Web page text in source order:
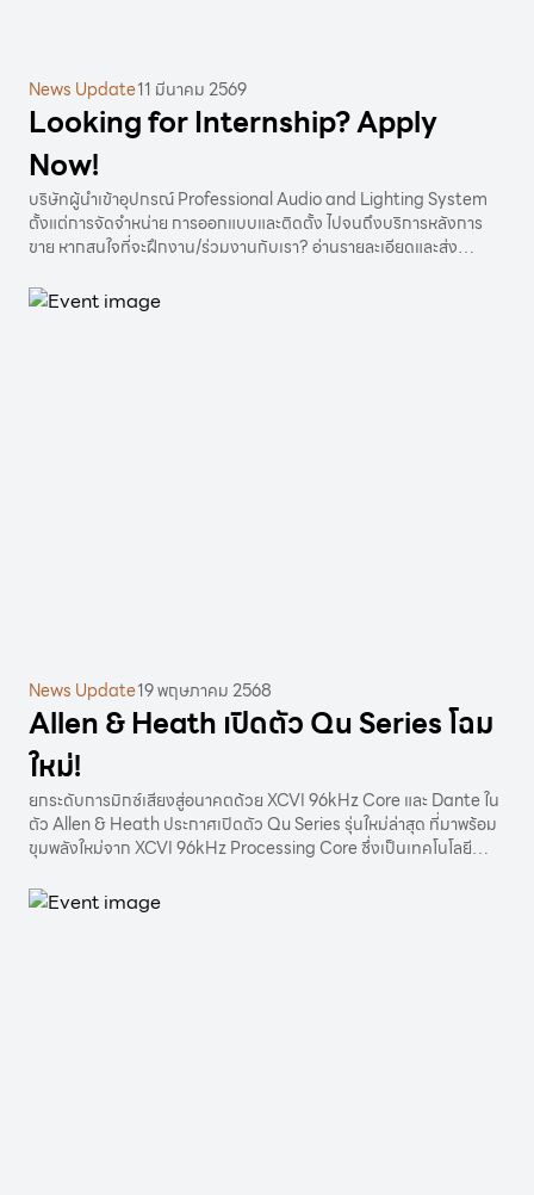
News Update11 มีนาคม 2569
Looking for Internship? Apply
Now!
บริษัทผู้นำเข้าอุปกรณ์ Professional Audio and Lighting System
ตั้งแต่การจัดจำหน่าย การออกแบบและติดตั้ง ไปจนถึงบริการหลังการ
ขาย หากสนใจที่จะฝึกงาน/ร่วมงานกับเรา? อ่านรายละเอียดและส่ง
News Update19 พฤษภาคม 2568
Allen & Heath เปิดตัว Qu Series โฉม
ใหม่!
ยกระดับการมิกซ์เสียงสู่อนาคตด้วย XCVI 96kHz Core และ Dante ใน
ตัว Allen & Heath ประกาศเปิดตัว Qu Series รุ่นใหม่ล่าสุด ที่มาพร้อม
ขุมพลังใหม่จาก XCVI 96kHz Processing Core ซึ่งเป็นเทคโนโลยี
ประมวลผลเสียงให้ชัดเจน แม่นยำ และมี latency ที่ต่ำยิ่งขึ้น หนึ่งใน
ไฮไลต์สำคัญคือการเพิ่ม SLink Port ที่สามารถเชื่อมต่อกับอุปกรณ์